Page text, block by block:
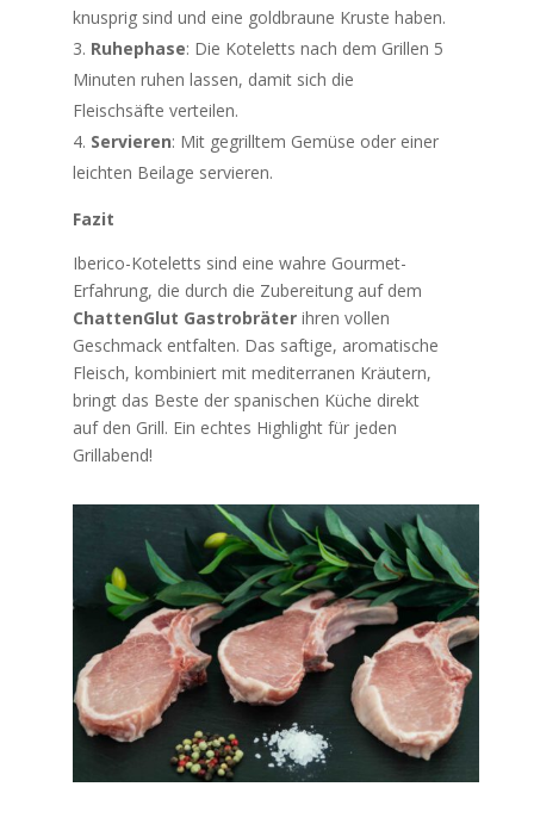
knusprig sind und eine goldbraune Kruste haben.
Ruhephase: Die Koteletts nach dem Grillen 5
Minuten ruhen lassen, damit sich die
Fleischsäfte verteilen.
Servieren: Mit gegrilltem Gemüse oder einer
leichten Beilage servieren.
Fazit
Iberico-Koteletts sind eine wahre Gourmet-
Erfahrung, die durch die Zubereitung auf dem
ChattenGlut Gastrobräter ihren vollen
Geschmack entfalten. Das saftige, aromatische
Fleisch, kombiniert mit mediterranen Kräutern,
bringt das Beste der spanischen Küche direkt
auf den Grill. Ein echtes Highlight für jeden
Grillabend!